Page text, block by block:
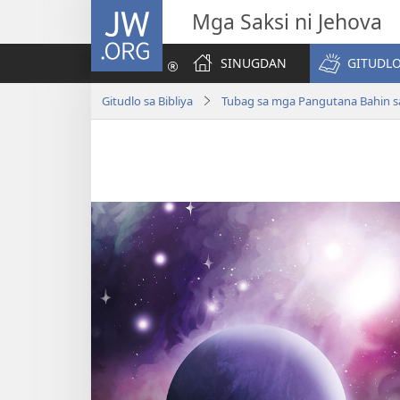
JW.ORG Mga Saksi ni Jehova
SINUGDAN
Gitudlo sa Bibliya Tubag sa mga Pangutana Bahin